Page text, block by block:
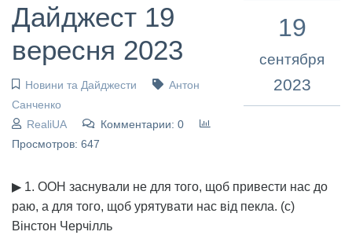
Дайджест 19
вересня 2023
Новини та Дайджести
Антон
Санченко
RealiUA
Комментарии: 0
Просмотров: 647
19
сентября
2023
▶ 1. ООН заснували не для того, щоб привести нас до
раю, а для того, щоб урятувати нас від пекла. (с)
Вінстон Черчілль